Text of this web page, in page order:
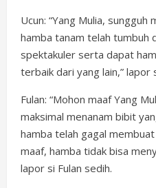
Ucun: “Yang Mulia,
hamba tanam telah tumbuh
spektakuler serta dapat
terbaik dari yang lain,” lapor
Fulan: “Mohon maaf Yang
maksimal menanam bibit
hamba telah gagal
maaf, hamba tidak bisa
lapor si Fulan sedih.